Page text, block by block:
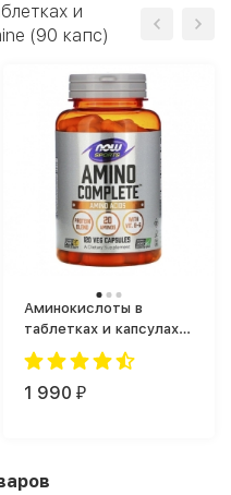
и
(90 капс)
Аминокислоты в
таблетках и капсулах
NOW Foods Amino
Complete (120 капс.)
1 990 ₽